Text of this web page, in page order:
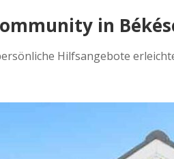
in
Hilfsangebote